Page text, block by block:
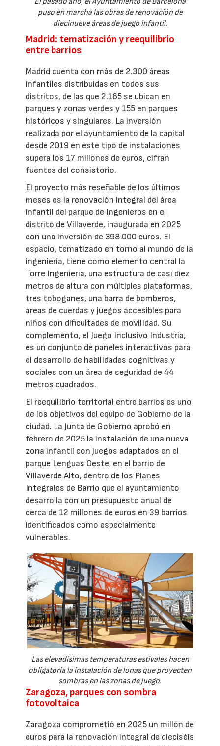
El pasado año, el Ayuntamiento de Barcelona
puso en marcha las obras de renovación de
diecinueve áreas de juego infantil.
Madrid: tematización y reequilibrio
entre barrios
Madrid cuenta con más de 2.300 áreas
infantiles distribuidas en todos sus
distritos, de las que 2.165 se ubican en
parques y zonas verdes y 155 en parques
históricos y singulares. La inversión
realizada por el ayuntamiento de la capital
desde 2019 en este tipo de instalaciones
supera los 17 millones de euros, cifran
fuentes del consistorio.
El proyecto más reseñable de los últimos
meses es la renovación integral del área
infantil del parque de Ingenieros en el
distrito de Villaverde, inaugurada en 2025
con una inversión de 398.000 euros. El
espacio, tematizado en torno al mundo de la
ingeniería, tiene como elemento central la
Torre Ingeniería, una estructura de casi diez
metros de altura con múltiples plataformas,
tres toboganes, una barra de bomberos,
áreas de cuerdas y juegos accesibles para
niños con dificultades de movilidad. Su
complemento, el Juego Inclusivo Industria,
es un conjunto de paneles interactivos para
el desarrollo de habilidades cognitivas y
sociales con un área de seguridad de 44
metros cuadrados.
El reequilibrio territorial entre barrios es uno
de los objetivos del equipo de Gobierno de la
ciudad. La Junta de Gobierno aprobó en
febrero de 2025 la instalación de una nueva
zona infantil con juegos adaptados en el
parque Lenguas Oeste, en el barrio de
Villaverde Alto, dentro de los Planes
Integrales de Barrio que el ayuntamiento
desarrolla con un presupuesto anual de
cerca de 12 millones de euros en 39 barrios
identificados como especialmente
vulnerables.
Las elevadísimas temperaturas estivales hacen
obligatoria la instalación de lonas que proyecten
sombras en las zonas de juego.
Zaragoza, parques con sombra
fotovoltaica
Zaragoza comprometió en 2025 un millón de
euros para la renovación integral de dieciséis